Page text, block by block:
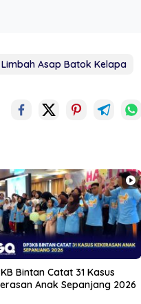
Limbah Asap Batok Kelapa
Bintan Catat 31 Kasus
Anak Sepanjang 2026